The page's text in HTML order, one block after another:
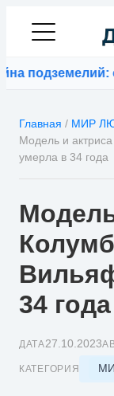
подземелий:
Главная / МИР
Модель и
умерла в 34 года
34 года
ДАТА27.10.2023
КАТЕГОРИЯ